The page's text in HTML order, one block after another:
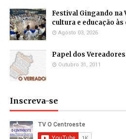
Festival Gingando na
cultura e educação
Agosto 03, 2026
Papel dos Vereadores
Outubro 31, 2011
Inscreva-se